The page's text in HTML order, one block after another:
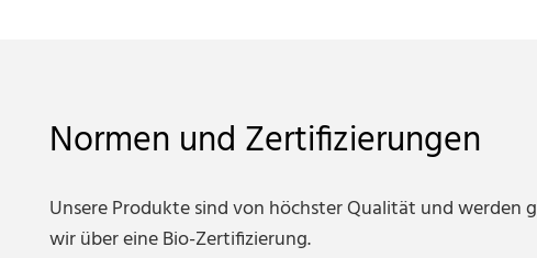
Normen und Zertifizierungen
Unsere Produkte sind von höchster Qualität und werden
wir über eine Bio-Zertifizierung.